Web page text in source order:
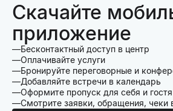
Скачайте
приложение
Бесконтактный доступ в центр
Оплачивайте услуги
Бронируйте переговорные и
Добавляйте встречи в календарь
Оформите пропуск для себя и гостя
Смотрите заявки, обращения, чеки